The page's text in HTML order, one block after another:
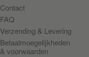
Contact
FAQ
Verzending & Levering
Betaalmoegelijkheden
& voorwaarden